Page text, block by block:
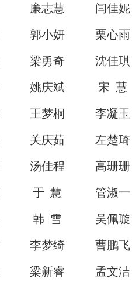
廉志慧 闫佳妮
郭小妍 栗心雨
梁勇奇 沈佳琪
姚庆斌 宋 慧
王梦桐 李凝玉
关庆茹 左楚琦
汤佳程 高珊珊
于 慧 管淑一
韩 雪 吴佩璇
李梦绮 曹鹏飞
梁新睿 孟文洁